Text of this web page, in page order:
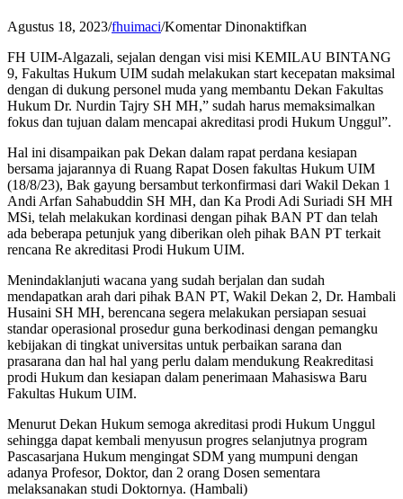
Agustus 18, 2023/fhuimaci/Komentar Dinonaktifkan
FULL
Re
akreditasi
Prodi
Hukum
FH UIM-Algazali, sejalan dengan visi misi KEMILAU BINTANG
9, Fakultas Hukum UIM sudah melakukan start kecepatan maksimal
dengan di dukung personel muda yang membantu Dekan Fakultas
Hukum Dr. Nurdin Tajry SH MH,” sudah harus memaksimalkan
fokus dan tujuan dalam mencapai akreditasi prodi Hukum Unggul”.
Hal ini disampaikan pak Dekan dalam rapat perdana kesiapan
bersama jajarannya di Ruang Rapat Dosen fakultas Hukum UIM
(18/8/23), Bak gayung bersambut terkonfirmasi dari Wakil Dekan 1
Andi Arfan Sahabuddin SH MH, dan Ka Prodi Adi Suriadi SH MH
MSi, telah melakukan kordinasi dengan pihak BAN PT dan telah
ada beberapa petunjuk yang diberikan oleh pihak BAN PT terkait
rencana Re akreditasi Prodi Hukum UIM.
Menindaklanjuti wacana yang sudah berjalan dan sudah
mendapatkan arah dari pihak BAN PT, Wakil Dekan 2, Dr. Hambali
Husaini SH MH, berencana segera melakukan persiapan sesuai
standar operasional prosedur guna berkodinasi dengan pemangku
kebijakan di tingkat universitas untuk perbaikan sarana dan
prasarana dan hal hal yang perlu dalam mendukung Reakreditasi
prodi Hukum dan kesiapan dalam penerimaan Mahasiswa Baru
Fakultas Hukum UIM.
Menurut Dekan Hukum semoga akreditasi prodi Hukum Unggul
sehingga dapat kembali menyusun progres selanjutnya program
Pascasarjana Hukum mengingat SDM yang mumpuni dengan
adanya Profesor, Doktor, dan 2 orang Dosen sementara
melaksanakan studi Doktornya. (Hambali)